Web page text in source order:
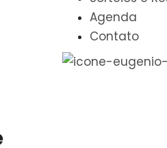
Agenda
Contato